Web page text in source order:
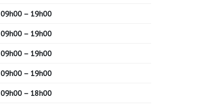
09h00 – 19h00
09h00 – 19h00
09h00 – 19h00
09h00 – 19h00
09h00 – 18h00